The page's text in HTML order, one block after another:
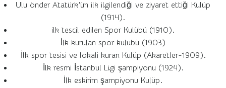
Ulu önder Atatürk’ün ilk ilgilendiği ve ziyaret ettiği Kulüp
(1914).
ilk tescil edilen Spor Kulübü (1910).
İlk kurulan spor kulubü (1903)
İlk spor tesisi ve lokali kuran Kulüp (Akaretler-1909).
İlk resmi İstanbul Ligi şampiyonu (1924).
İlk eskirim şampiyonu Kulüp.